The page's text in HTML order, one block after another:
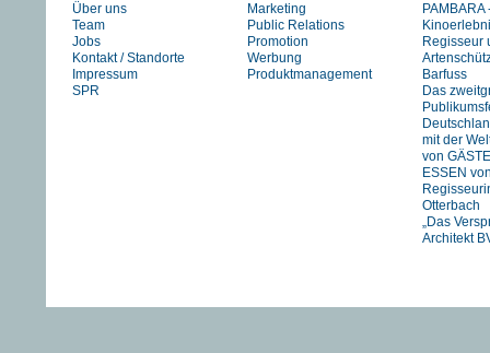
Über uns
Team
Jobs
Kontakt / Standorte
Impressum
SPR
Marketing
Public Relations
Promotion
Werbung
Produktmanagement
Regisseur
Barfuss
Das
mit der
von
ESSEN
Otterbach
„Das
Architekt
exklusiv in